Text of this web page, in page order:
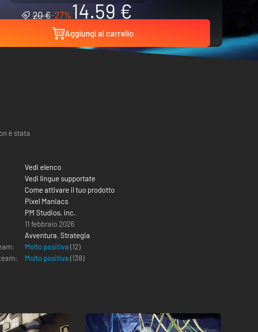
20 €-27%14.59 €
Aggiungi al carrello
è stata
Vedi elenco
Vedi lingue supportate
Come attivare il tuo prodotto
Pixel Maniacs
PM Studios, inc.
11 febbraio 2026
Avventura, Strategia
Molto positiva (12)
Molto positiva (138)